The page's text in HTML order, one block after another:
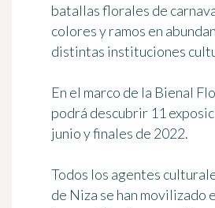
batallas florales de
colores y ramos en
distintas instituciones
En el marco de la Bienal
podrá descubrir 11
junio y finales de 2022.
Todos los agentes
de Niza se han movilizado